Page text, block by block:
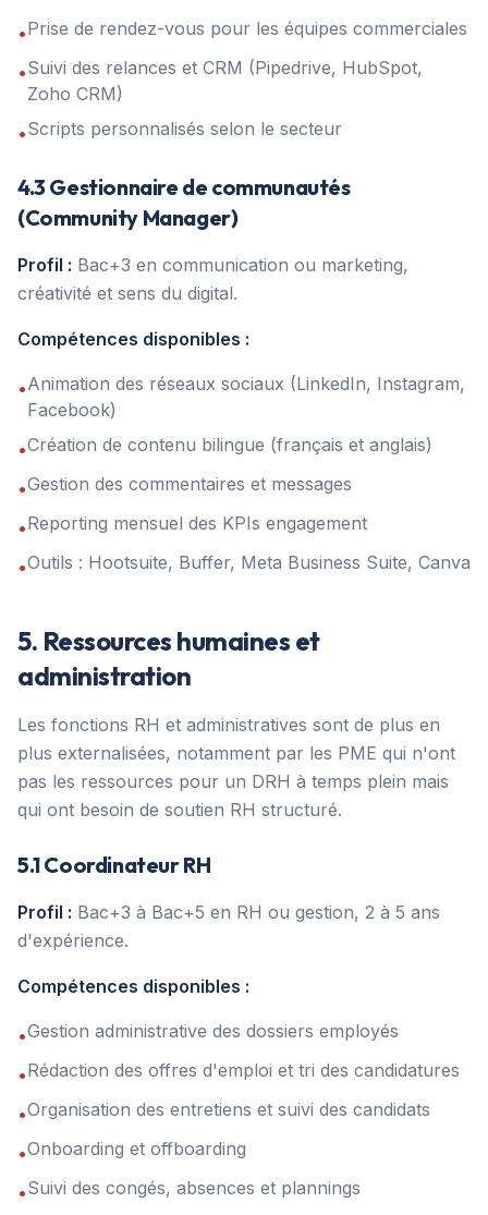
•Prise de rendez-vous pour les équipes commerciales
•Suivi des relances et CRM (Pipedrive, HubSpot,
Zoho CRM)
•Scripts personnalisés selon le secteur
4.3 Gestionnaire de communautés
(Community Manager)
Profil : Bac+3 en communication ou marketing,
créativité et sens du digital.
Compétences disponibles :
•Animation des réseaux sociaux (LinkedIn, Instagram,
Facebook)
•Création de contenu bilingue (français et anglais)
•Gestion des commentaires et messages
•Reporting mensuel des KPIs engagement
•Outils : Hootsuite, Buffer, Meta Business Suite, Canva
5. Ressources humaines et
administration
Les fonctions RH et administratives sont de plus en
plus externalisées, notamment par les PME qui n'ont
pas les ressources pour un DRH à temps plein mais
qui ont besoin de soutien RH structuré.
5.1 Coordinateur RH
Profil : Bac+3 à Bac+5 en RH ou gestion, 2 à 5 ans
d'expérience.
Compétences disponibles :
•Gestion administrative des dossiers employés
•Rédaction des offres d'emploi et tri des candidatures
•Organisation des entretiens et suivi des candidats
•Onboarding et offboarding
•Suivi des congés, absences et plannings